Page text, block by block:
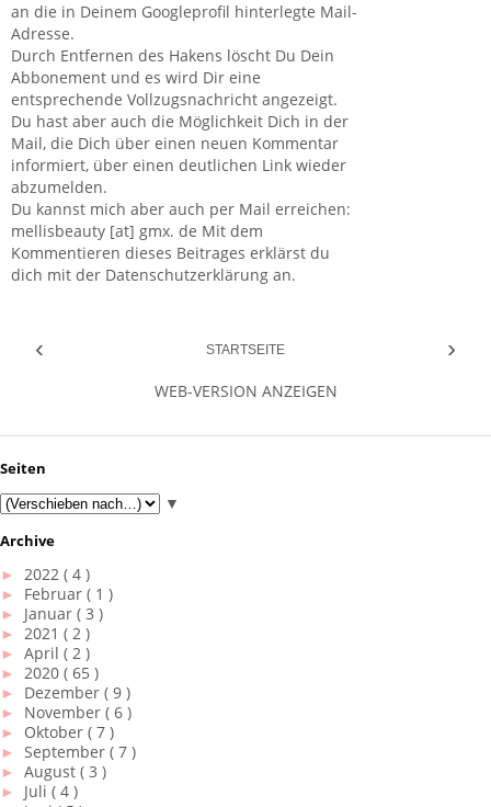
an die in Deinem Googleprofil hinterlegte Mail-
Adresse.
Durch Entfernen des Hakens löscht Du Dein
Abbonement und es wird Dir eine
entsprechende Vollzugsnachricht angezeigt.
Du hast aber auch die Möglichkeit Dich in der
Mail, die Dich über einen neuen Kommentar
informiert, über einen deutlichen Link wieder
abzumelden.
Du kannst mich aber auch per Mail erreichen:
mellisbeauty [at] gmx. de Mit dem
Kommentieren dieses Beitrages erklärst du
dich mit der Datenschutzerklärung an.
‹ ›
STARTSEITE
WEB-VERSION ANZEIGEN
Seiten
▼
Archive
► 2022 ( 4 )
► Februar ( 1 )
► Januar ( 3 )
► 2021 ( 2 )
► April ( 2 )
► 2020 ( 65 )
► Dezember ( 9 )
► November ( 6 )
► Oktober ( 7 )
► September ( 7 )
► August ( 3 )
► Juli ( 4 )